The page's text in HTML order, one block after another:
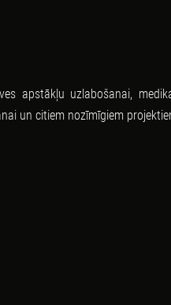
apstākļu uzlabošanai,
un citiem nozīmīgiem